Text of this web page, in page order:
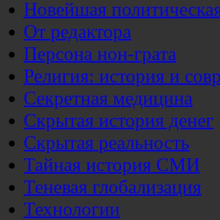
Новейшая
От редактора
Персона нон-грата
Религия: история и
Секретная медицина
Скрытая история денег
Скрытая реальность
Тайная история СМИ
Теневая глобализация
Технологии